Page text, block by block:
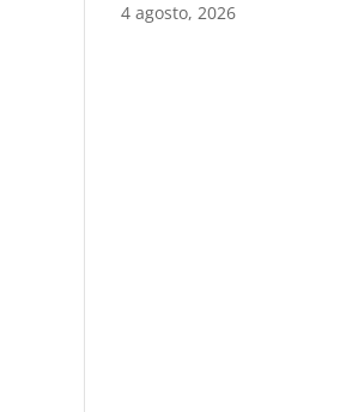
4 agosto, 2026